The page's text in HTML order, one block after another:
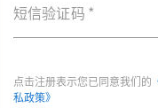
短信验证码 *
点击注册表示您已同意我们的
私政策》